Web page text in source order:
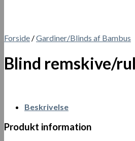
Forside /Gardiner/Blinds af Bambus
Blind remskive/
Beskrivelse
Produkt information